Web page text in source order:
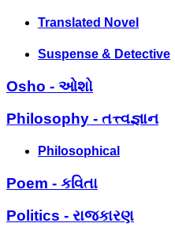
Translated Novel
Suspense & Detective
Osho - ઓશો
Philosophy - તત્ત્વજ્ઞાન
Philosophical
Poem - કવિતા
Politics - રાજકારણ